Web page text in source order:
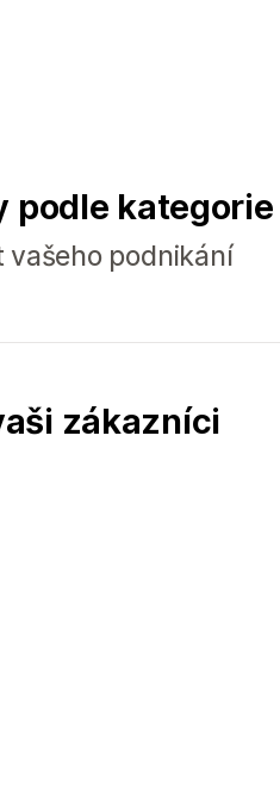
podle kategorie
podnikání
zákazníci